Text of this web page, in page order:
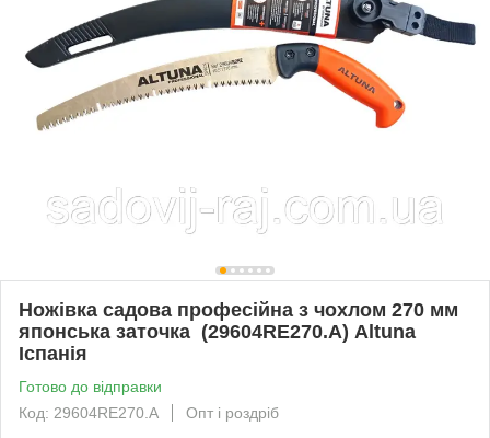
Ножівка садова професійна з чохлом 270 мм
японська заточка (29604RE270.A) Altuna
Іспанія
Готово до відправки
Код: 29604RE270.A
Опт і роздріб